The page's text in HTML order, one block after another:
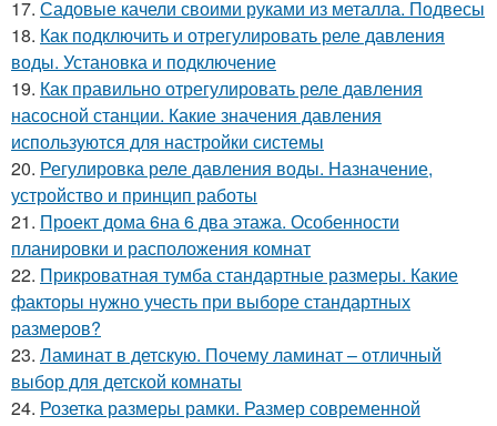
17. Садовые качели своими руками из металла. Подвесы
18. Как подключить и отрегулировать реле давления
воды. Установка и подключение
19. Как правильно отрегулировать реле давления
насосной станции. Какие значения давления
используются для настройки системы
20. Регулировка реле давления воды. Назначение,
устройство и принцип работы
21. Проект дома 6на 6 два этажа. Особенности
планировки и расположения комнат
22. Прикроватная тумба стандартные размеры. Какие
факторы нужно учесть при выборе стандартных
размеров?
23. Ламинат в детскую. Почему ламинат – отличный
выбор для детской комнаты
24. Розетка размеры рамки. Размер современной